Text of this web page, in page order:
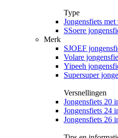
Type
Jongensfiets
SSoere
Merk
SJOEF
Volare
Yipeeh
Supersuper
Versnellingen
Jongensfiets 20
Jongensfiets 24
Jongensfiets 26